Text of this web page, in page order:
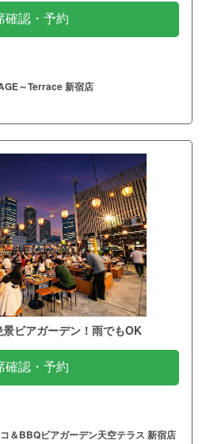
確認・予約
～Terrace 新宿店
ビアガーデン！雨でもOK
確認・予約
＆BBQビアガーデン天空テラス 新宿店